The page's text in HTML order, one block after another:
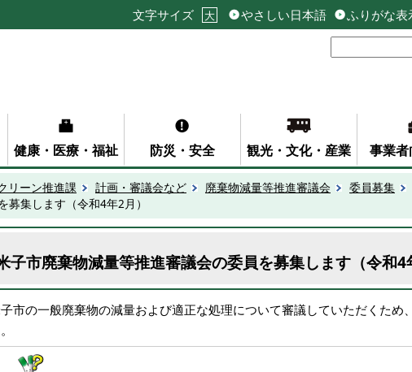
文字サイズ 大 やさしい日本語 ふりがな表
健康・医療・福祉 防災・安全 観光・文化・産業 事業
リーン推進課 計画・審議会など 廃棄物減量等推進審議会
委員募集
集します（令和4年2月）
子市廃棄物減量等推進審議会の委員を募集します（令和4
市の一般廃棄物の減量および適正な処理について審議していただくため